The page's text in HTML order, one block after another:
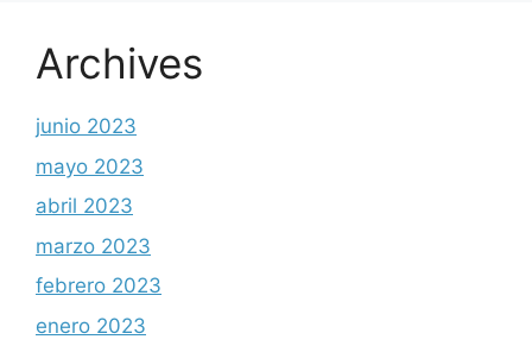
Archives
junio 2023
mayo 2023
abril 2023
marzo 2023
febrero 2023
enero 2023